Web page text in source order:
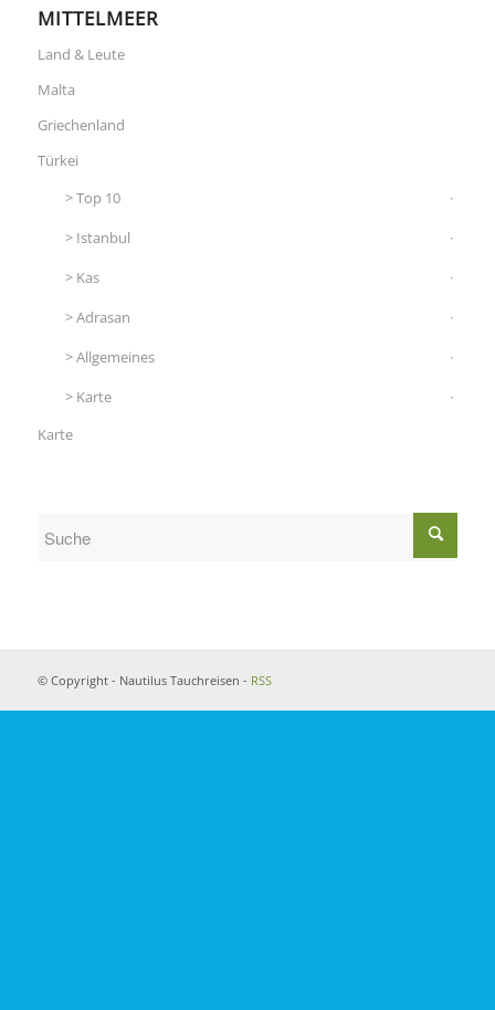
MITTELMEER
Land & Leute
Malta
Griechenland
Türkei
Top 10
Istanbul
Kas
Adrasan
Allgemeines
Karte
Karte
© Copyright - Nautilus Tauchreisen - RSS